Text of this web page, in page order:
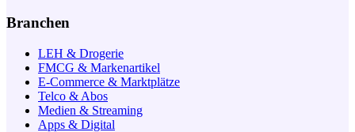
Branchen
LEH & Drogerie
FMCG & Markenartikel
E-Commerce & Marktplätze
Telco & Abos
Medien & Streaming
Apps & Digital